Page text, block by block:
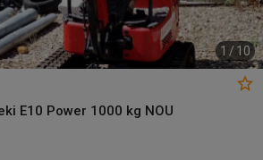
1 / 10
E10 Power 1000 kg NOU